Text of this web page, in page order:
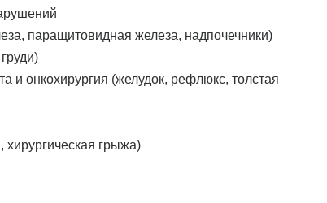
паращитовидная железа, надпочечники)
и онкохирургия (желудок, рефлюкс, толстая
грыжа)